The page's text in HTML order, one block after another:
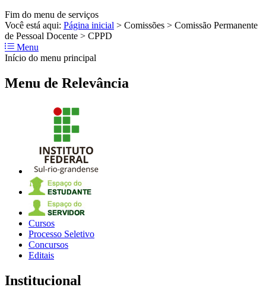
Fim do menu de serviços
Você está aqui: Página inicial > Comissões > Comissão Permanente
de Pessoal Docente > CPPD
Menu
Início do menu principal
Menu de Relevância
Cursos
Processo Seletivo
Concursos
Editais
Institucional